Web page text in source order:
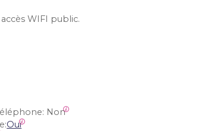
WIFI public.
Non
Oui